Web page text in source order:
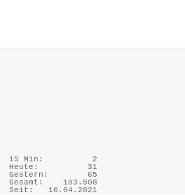
15 Min:
2
Heute:
31
Gestern:
65
Gesamt:
103.508
Seit:
10.04.2021